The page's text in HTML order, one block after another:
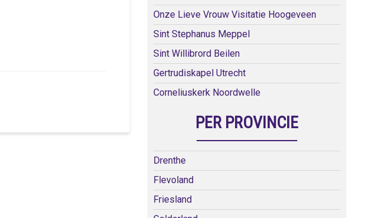
Onze Lieve Vrouw Visitatie Hoogeveen
Sint Stephanus Meppel
Sint Willibrord Beilen
Gertrudiskapel Utrecht
Corneliuskerk Noordwelle
PER PROVINCIE
Drenthe
Flevoland
Friesland